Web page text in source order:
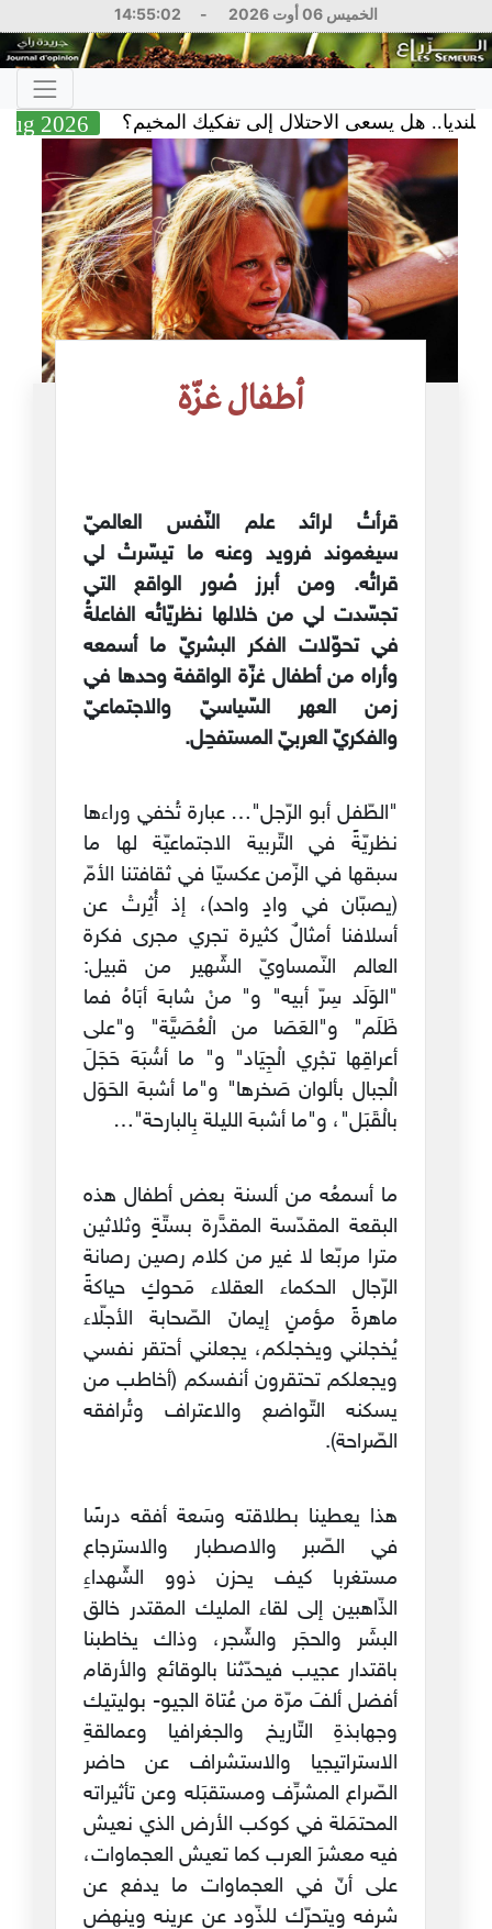
الخميس 06 أوت 2026 -
14:55:03
05 Aug 2026 هل يسعى الاحتلال إلى تفكيك المخيم؟
أطفال غزّة
قرأتُ لرائد علم النّفس العالميّ
سيغموند فرويد وعنه ما تيسّرتْ لي
قراتُه. ومن أبرز صُور الواقع التي
تجسّدت لي من خلالها نظريّاتُه الفاعلةُ
في تحوّلات الفكر البشريّ ما أسمعه
وأراه من أطفال غزّة الواقفة وحدها في
زمن العهر السّياسيّ والاجتماعيّ
والفكريّ العربيّ المستفحِل.
"الطّفل أبو الرّجل"… عبارة تُخفي وراءها
نظريّةً في التّربية الاجتماعيّة لها ما
سبقها في الزّمن عكسيّا في ثقافتنا الأمّ
(يصبّان في وادٍ واحد)، إذ أُثِرتْ عن
أسلافنا أمثالٌ كثيرة تجري مجرى فكرة
العالم النّمساويّ الشّهير من قبيل:
"الوَلَد سِرّ أبيه" و" منْ شابهَ أبَاهُ فما
ظَلَم" و"العَصَا من الْعُصَيَّة" و"على
أعراقِها تجْري الْجِيَاد" و" ما أشْبَهَ حَجَلَ
الْجبال بألوان صَخرها" و"ما أشبهَ الحَوَل
بالْقَبَل"، و"ما أشبهَ الليلة بِالبارحة"…
ما أسمعُه من ألسنة بعض أطفال هذه
البقعة المقدّسة المقدَّرة بستّةٍ وثلاثين
مترا مربّعا لا غير من كلام رصين رصانة
الرّجال الحكماء العقلاء مَحوكٍ حياكةً
ماهرةً مؤمنٍ إيمانَ الصّحابة الأجلّاء
يُخجلني ويخجلكم، يجعلني أحتقر نفسي
ويجعلكم تحتقرون أنفسكم (أخاطب من
يسكنه التّواضع والاعتراف وتُرافقه
الصّراحة).
هذا يعطينا بطلاقته وسَعة أفقه درسًا
في الصّبر والاصطبار والاسترجاع
مستغربا كيف يحزن ذوو الشّهداءِ
الذّاهبين إلى لقاء المليك المقتدر خالق
البشَر والحجَر والشّجر، وذاك يخاطبنا
باقتدار عجيب فيحدّثنا بالوقائع والأرقام
أفضل ألفَ مرّة من عُتاة الجيو- بوليتيك
وجهابذةِ التّاريخ والجغرافيا وعمالقةِ
الاستراتيجيا والاستشراف عن حاضر
الصّراع المشرِّف ومستقبَله وعن تأثيراته
المحتمَلة في كوكب الأرض الذي نعيش
فيه معشرَ العرب كما تعيش العجماوات،
على أنّ في العجماوات ما يدفع عن
شرفه ويتحرّك للذّود عن عرينه وينهض